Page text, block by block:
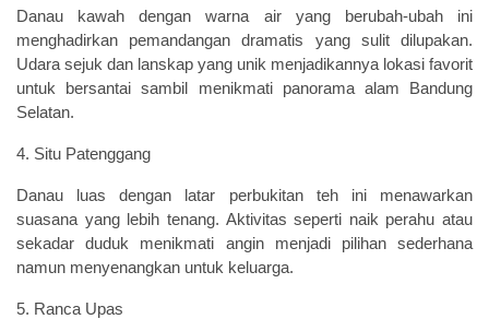
Danau kawah dengan warna air yang berubah-ubah ini
menghadirkan pemandangan dramatis yang sulit dilupakan.
Udara sejuk dan lanskap yang unik menjadikannya lokasi favorit
untuk bersantai sambil menikmati panorama alam Bandung
Selatan.
4. Situ Patenggang
Danau luas dengan latar perbukitan teh ini menawarkan
suasana yang lebih tenang. Aktivitas seperti naik perahu atau
sekadar duduk menikmati angin menjadi pilihan sederhana
namun menyenangkan untuk keluarga.
5. Ranca Upas